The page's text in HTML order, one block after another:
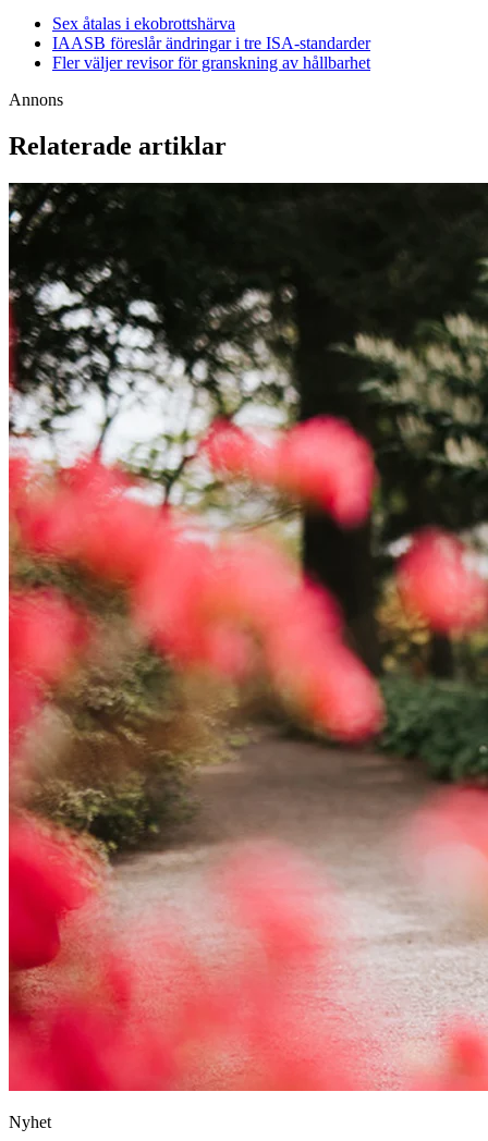
Sex åtalas i ekobrottshärva
IAASB föreslår ändringar i tre ISA-standarder
Fler väljer revisor för granskning av hållbarhet
Annons
Relaterade artiklar
Nyhet